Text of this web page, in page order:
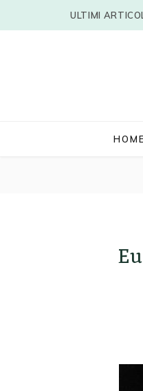
ULTIMI
HOME